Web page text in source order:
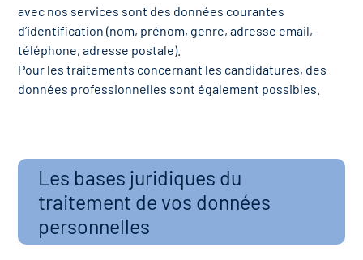
avec nos services sont des données courantes
d’identification (nom, prénom, genre, adresse email,
téléphone, adresse postale).
Pour les traitements concernant les candidatures, des
données professionnelles sont également possibles.
Les bases juridiques du
traitement de vos données
personnelles